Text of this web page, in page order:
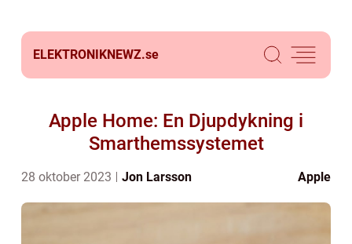
ELEKTRONIKNEWZ.se
Apple Home: En Djupdykning i
Smarthemssystemet
28 oktober 2023 Jon Larsson Apple